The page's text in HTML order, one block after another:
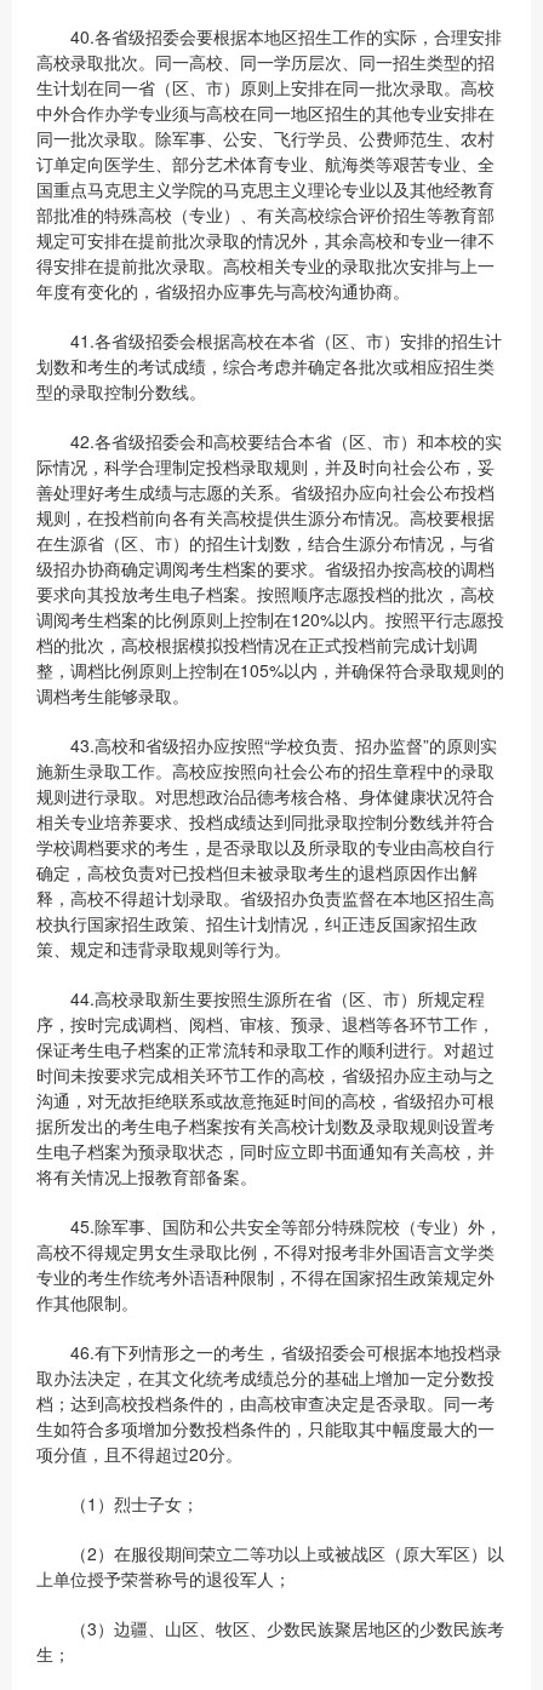
40.各省级招委会要根据本地区招生工作的实际，合理安排
高校录取批次。同一高校、同一学历层次、同一招生类型的招
生计划在同一省（区、市）原则上安排在同一批次录取。高校
中外合作办学专业须与高校在同一地区招生的其他专业安排在
同一批次录取。除军事、公安、飞行学员、公费师范生、农村
订单定向医学生、部分艺术体育专业、航海类等艰苦专业、全
国重点马克思主义学院的马克思主义理论专业以及其他经教育
部批准的特殊高校（专业）、有关高校综合评价招生等教育部
规定可安排在提前批次录取的情况外，其余高校和专业一律不
得安排在提前批次录取。高校相关专业的录取批次安排与上一
年度有变化的，省级招办应事先与高校沟通协商。
41.各省级招委会根据高校在本省（区、市）安排的招生计
划数和考生的考试成绩，综合考虑并确定各批次或相应招生类
型的录取控制分数线。
42.各省级招委会和高校要结合本省（区、市）和本校的实
际情况，科学合理制定投档录取规则，并及时向社会公布，妥
善处理好考生成绩与志愿的关系。省级招办应向社会公布投档
规则，在投档前向各有关高校提供生源分布情况。高校要根据
在生源省（区、市）的招生计划数，结合生源分布情况，与省
级招办协商确定调阅考生档案的要求。省级招办按高校的调档
要求向其投放考生电子档案。按照顺序志愿投档的批次，高校
调阅考生档案的比例原则上控制在120%以内。按照平行志愿投
档的批次，高校根据模拟投档情况在正式投档前完成计划调
整，调档比例原则上控制在105%以内，并确保符合录取规则的
调档考生能够录取。
43.高校和省级招办应按照“学校负责、招办监督”的原则实
施新生录取工作。高校应按照向社会公布的招生章程中的录取
规则进行录取。对思想政治品德考核合格、身体健康状况符合
相关专业培养要求、投档成绩达到同批录取控制分数线并符合
学校调档要求的考生，是否录取以及所录取的专业由高校自行
确定，高校负责对已投档但未被录取考生的退档原因作出解
释，高校不得超计划录取。省级招办负责监督在本地区招生高
校执行国家招生政策、招生计划情况，纠正违反国家招生政
策、规定和违背录取规则等行为。
44.高校录取新生要按照生源所在省（区、市）所规定程
序，按时完成调档、阅档、审核、预录、退档等各环节工作，
保证考生电子档案的正常流转和录取工作的顺利进行。对超过
时间未按要求完成相关环节工作的高校，省级招办应主动与之
沟通，对无故拒绝联系或故意拖延时间的高校，省级招办可根
据所发出的考生电子档案按有关高校计划数及录取规则设置考
生电子档案为预录取状态，同时应立即书面通知有关高校，并
将有关情况上报教育部备案。
45.除军事、国防和公共安全等部分特殊院校（专业）外，
高校不得规定男女生录取比例，不得对报考非外国语言文学类
专业的考生作统考外语语种限制，不得在国家招生政策规定外
作其他限制。
46.有下列情形之一的考生，省级招委会可根据本地投档录
取办法决定，在其文化统考成绩总分的基础上增加一定分数投
档；达到高校投档条件的，由高校审查决定是否录取。同一考
生如符合多项增加分数投档条件的，只能取其中幅度最大的一
项分值，且不得超过20分。
（1）烈士子女；
（2）在服役期间荣立二等功以上或被战区（原大军区）以
上单位授予荣誉称号的退役军人；
（3）边疆、山区、牧区、少数民族聚居地区的少数民族考
生；